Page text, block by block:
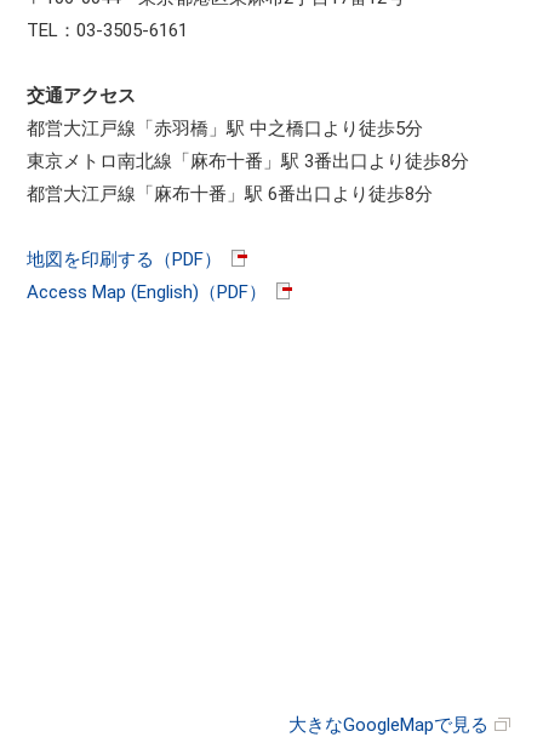
TEL：03-3505-6161
交通アクセス
都営大江戸線「赤羽橋」駅 中之橋口より徒歩5分
東京メトロ南北線「麻布十番」駅 3番出口より徒歩8分
都営大江戸線「麻布十番」駅 6番出口より徒歩8分
地図を印刷する（PDF）
Access Map (English)（PDF）
大きなGoogleMapで見る